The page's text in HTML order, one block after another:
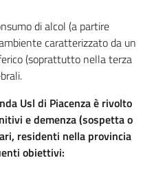
di alcol (a partire
caratterizzato da un
(soprattutto nella terza
Usl di Piacenza è rivolto
e demenza (sospetta o
residenti nella provincia
obiettivi: